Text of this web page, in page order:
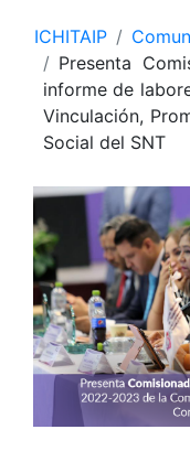
ICHITAIP
Presenta
informe de
Vinculación,
Social del SNT